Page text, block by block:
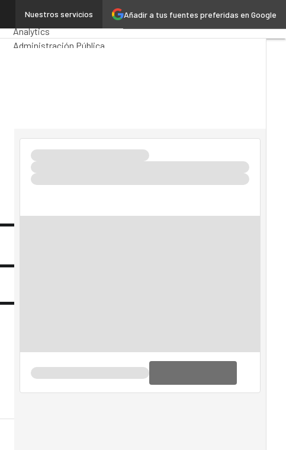
Añadir a tus fuentes preferidas en Google
Nuestros servicios
Premios Computing
Analytics
Administración Pública